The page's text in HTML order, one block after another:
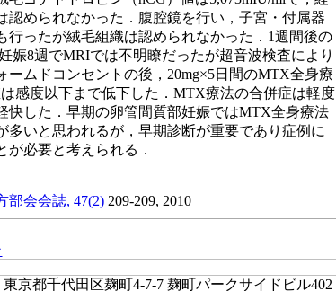
認められなかった．腹腔鏡を行い，子宮・付属器
行ったが絨毛組織は認められなかった．1週間後の
娠8週でMRIでは不明瞭だったが超音波検査により
ームドコンセントの後，20mg×5日間のMTX全身療
感度以下まで低下した．MTX療法の合併症は軽度
快した．早期の卵管間質部妊娠ではMTX全身療法
多いと思われるが，早期診断が重要であり症例に
必要と考えられる．
部会会誌, 47(2) 209-209, 2010
京都千代田区麹町4-7-7 麹町パークサイドビル402